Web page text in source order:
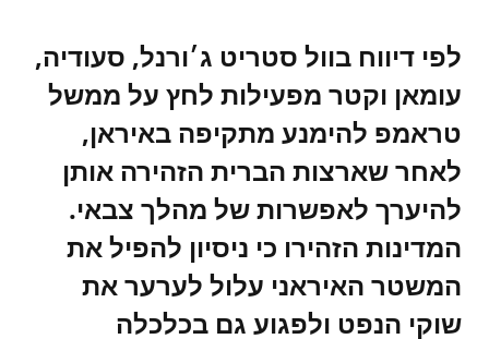
לפי דיווח בוול סטריט ג׳ורנל, סעודיה,
עומאן וקטר מפעילות לחץ על ממשל
טראמפ להימנע מתקיפה באיראן,
לאחר שארצות הברית הזהירה אותן
להיערך לאפשרות של מהלך צבאי.
המדינות הזהירו כי ניסיון להפיל את
המשטר האיראני עלול לערער את
שוקי הנפט ולפגוע גם בכלכלה